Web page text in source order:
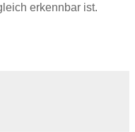
erkennbar ist.